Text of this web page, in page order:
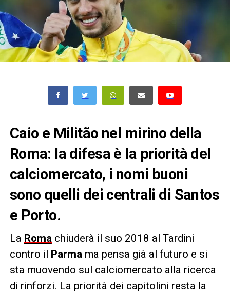
Caio e Militão nel mirino della
Roma: la difesa è la priorità del
calciomercato, i nomi buoni
sono quelli dei centrali di Santos
e Porto.
La Romachiuderà il suo 2018 al Tardini
contro il
Parma ma pensa già al futuro e si
sta muovendo sul calciomercato alla ricerca
di rinforzi. La priorità dei capitolini resta la